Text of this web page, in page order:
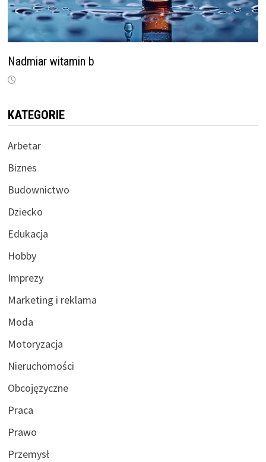
Nadmiar witamin b
KATEGORIE
Arbetar
Biznes
Budownictwo
Dziecko
Edukacja
Hobby
Imprezy
Marketing i reklama
Moda
Motoryzacja
Nieruchomości
Obcojęzyczne
Praca
Prawo
Przemysł